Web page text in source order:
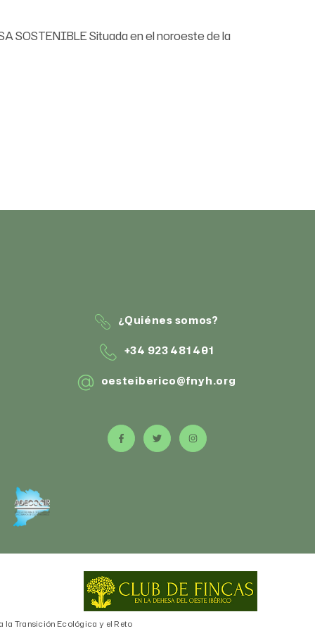
SOSTENIBLE Situada en el noroeste de la
¿Quiénes somos?
+34 923 481 401
oesteiberico@fnyh.org
la Transición Ecológica y el Reto